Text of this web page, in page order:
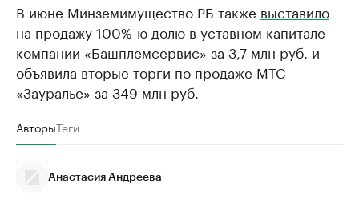
В июне Минземимущество РБ также выставило
на продажу 100%-ю долю в уставном капитале
компании «Башплемсервис» за 3,7 млн руб. и
объявила вторые торги по продаже МТС
«Зауралье» за 349 млн руб.
АвторыТеги
Анастасия Андреева